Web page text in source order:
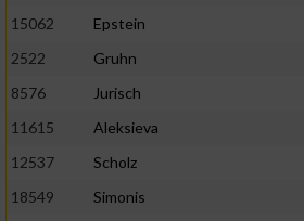
15062
Epstein
2522
Gruhn
8576
Jurisch
11615
Aleksieva
12537
Scholz
18549
Simonis